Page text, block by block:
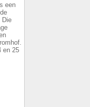
een
Die
en 25